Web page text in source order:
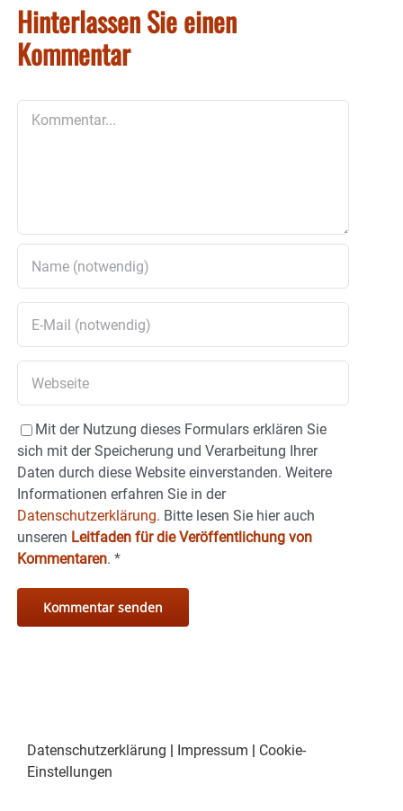
Hinterlassen Sie einen
Kommentar
Mit der Nutzung dieses Formulars erklären Sie
sich mit der Speicherung und Verarbeitung Ihrer
Daten durch diese Website einverstanden. Weitere
Informationen erfahren Sie in der
Datenschutzerklärung. Bitte lesen Sie hier auch
unseren Leitfaden für die Veröffentlichung von
Kommentaren. *
Datenschutzerklärung Impressum
Cookie-
Einstellungen